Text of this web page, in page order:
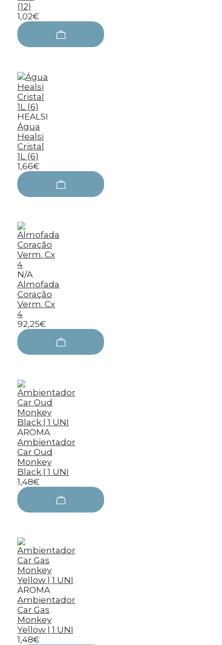
(12)
1,02€
HEALSI
Água
Healsi
Cristal
1L (6)
1,66€
N/A
Almofada
Coração
Verm. Cx
4
92,25€
AROMA
Ambientador
Car Oud
Monkey
Black | 1 UNI
1,48€
AROMA
Ambientador
Car Gas
Monkey
Yellow | 1 UNI
1,48€